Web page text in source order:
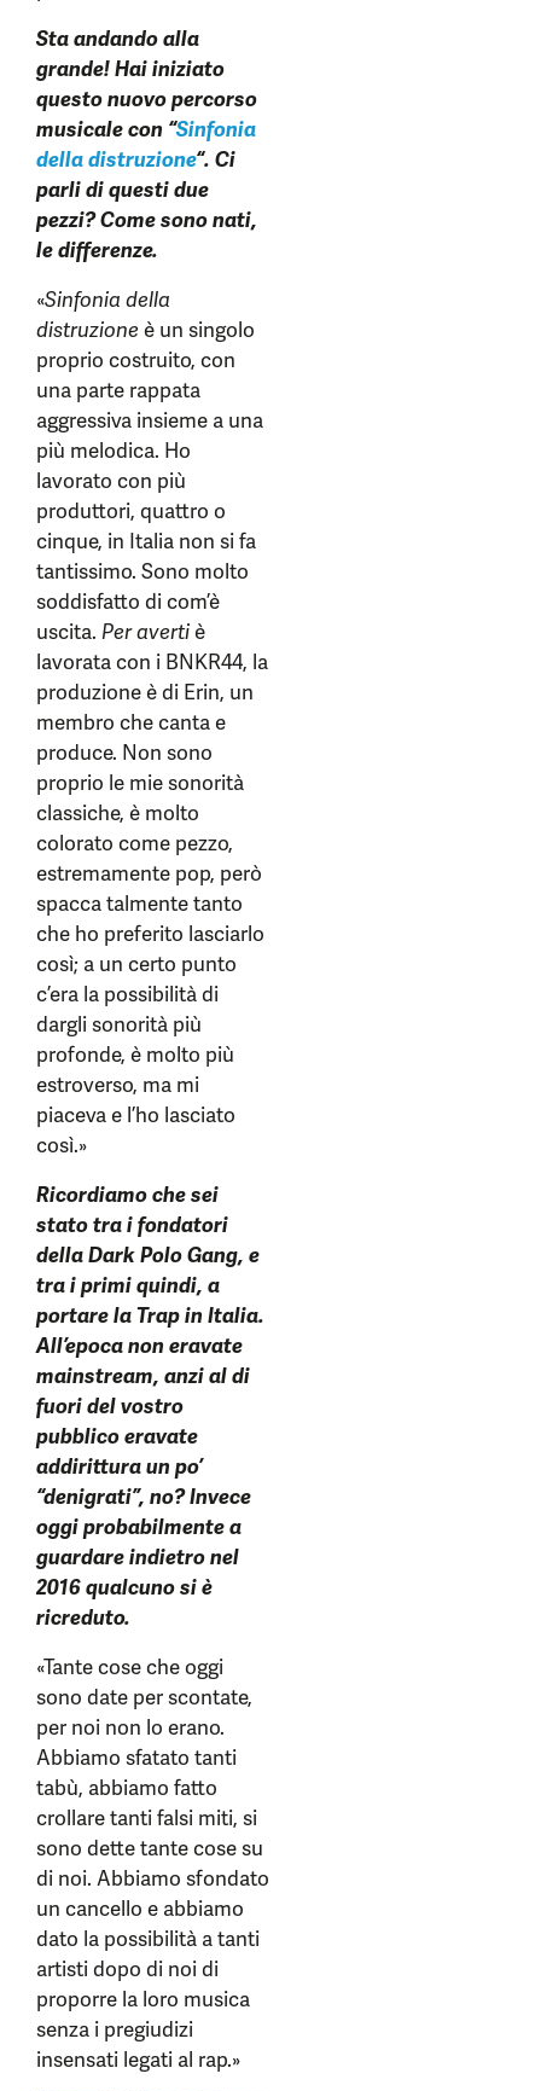
Sta andando alla
grande! Hai iniziato
questo nuovo percorso
musicale con “Sinfonia
della distruzione“. Ci
parli di questi due
pezzi? Come sono nati,
le differenze.
«Sinfonia della
distruzione è un singolo
proprio costruito, con
una parte rappata
aggressiva insieme a una
più melodica. Ho
lavorato con più
produttori, quattro o
cinque, in Italia non si fa
tantissimo. Sono molto
soddisfatto di com’è
uscita. Per avertiè
lavorata con i BNKR44, la
produzione è di Erin, un
membro che canta e
produce. Non sono
proprio le mie sonorità
classiche, è molto
colorato come pezzo,
estremamente pop, però
spacca talmente tanto
che ho preferito lasciarlo
così; a un certo punto
c’era la possibilità di
dargli sonorità più
profonde, è molto più
estroverso, ma mi
piaceva e l’ho lasciato
così.»
Ricordiamo che sei
stato tra i fondatori
della Dark Polo Gang, e
tra i primi quindi, a
portare la Trap in Italia.
All’epoca non eravate
mainstream, anzi al di
fuori del vostro
pubblico eravate
addirittura un po’
“denigrati”, no? Invece
oggi probabilmente a
guardare indietro nel
2016 qualcuno si è
ricreduto.
«Tante cose che oggi
sono date per scontate,
per noi non lo erano.
Abbiamo sfatato tanti
tabù, abbiamo fatto
crollare tanti falsi miti, si
sono dette tante cose su
di noi. Abbiamo sfondato
un cancello e abbiamo
dato la possibilità a tanti
artisti dopo di noi di
proporre la loro musica
senza i pregiudizi
insensati legati al rap.»